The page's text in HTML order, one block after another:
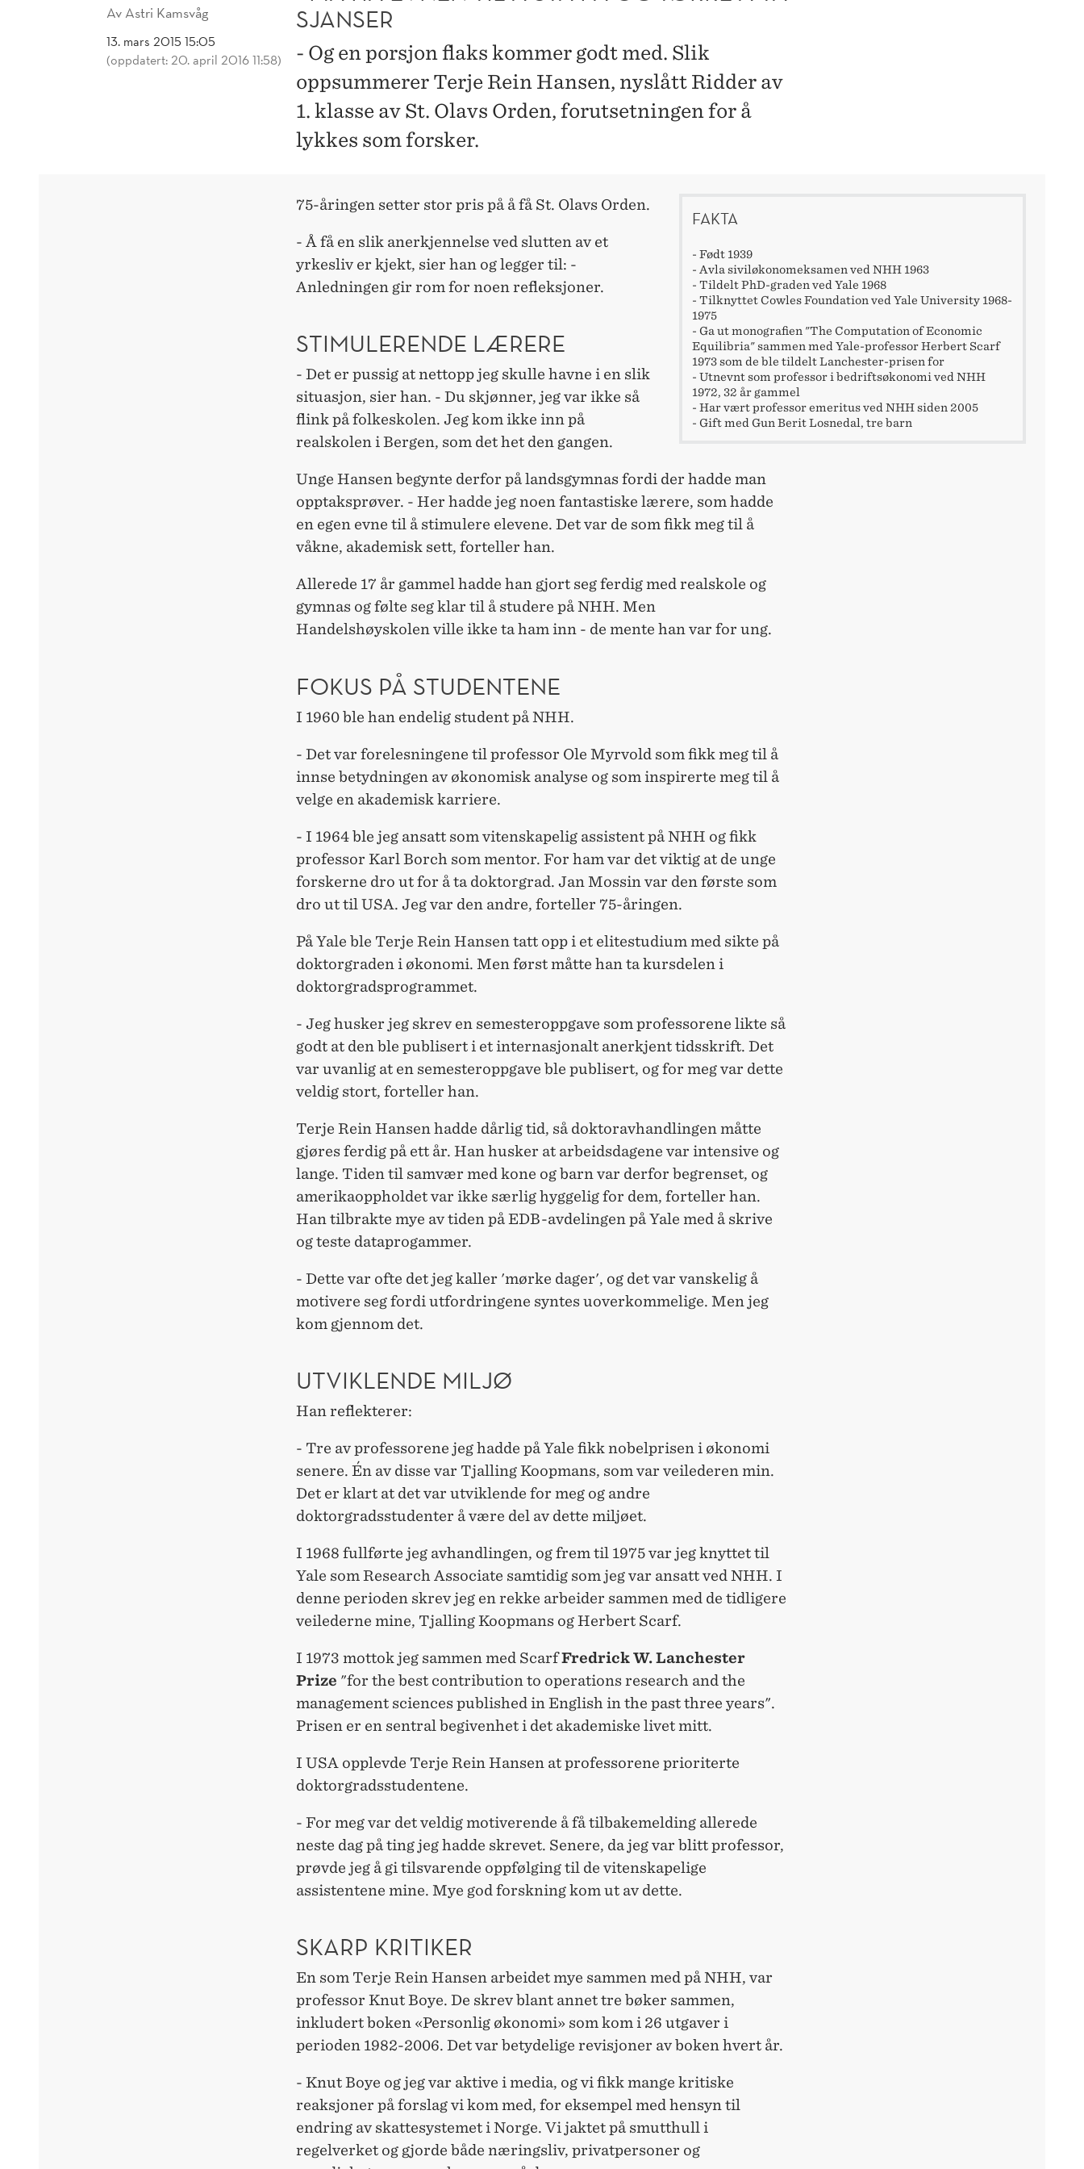
Av Astri Kamsvåg
13. mars 2015 15:05
(oppdatert: 20. april 2016 11:58)
SJANSER
- Og en porsjon flaks kommer godt med. Slik
oppsummerer Terje Rein Hansen, nyslått Ridder av
1. klasse av St. Olavs Orden, forutsetningen for å
lykkes som forsker.
FAKTA
- Født 1939
- Avla siviløkonomeksamen ved NHH 1963
- Tildelt PhD-graden ved Yale 1968
- Tilknyttet Cowles Foundation ved Yale University 1968-
1975
- Ga ut monografien "The Computation of Economic
Equilibria" sammen med Yale-professor Herbert Scarf
1973 som de ble tildelt Lanchester-prisen for
- Utnevnt som professor i bedriftsøkonomi ved NHH
1972, 32 år gammel
- Har vært professor emeritus ved NHH siden 2005
- Gift med Gun Berit Losnedal, tre barn
75-åringen setter stor pris på å få St. Olavs Orden.
- Å få en slik anerkjennelse ved slutten av et
yrkesliv er kjekt, sier han og legger til: -
Anledningen gir rom for noen refleksjoner.
STIMULERENDE LÆRERE
- Det er pussig at nettopp jeg skulle havne i en slik
situasjon, sier han. - Du skjønner, jeg var ikke så
flink på folkeskolen. Jeg kom ikke inn på
realskolen i Bergen, som det het den gangen.
Unge Hansen begynte derfor på landsgymnas fordi der hadde man
opptaksprøver. - Her hadde jeg noen fantastiske lærere, som hadde
en egen evne til å stimulere elevene. Det var de som fikk meg til å
våkne, akademisk sett, forteller han.
Allerede 17 år gammel hadde han gjort seg ferdig med realskole og
gymnas og følte seg klar til å studere på NHH. Men
Handelshøyskolen ville ikke ta ham inn - de mente han var for ung.
FOKUS PÅ STUDENTENE
I 1960 ble han endelig student på NHH.
- Det var forelesningene til professor Ole Myrvold som fikk meg til å
innse betydningen av økonomisk analyse og som inspirerte meg til å
velge en akademisk karriere.
- I 1964 ble jeg ansatt som vitenskapelig assistent på NHH og fikk
professor Karl Borch som mentor. For ham var det viktig at de unge
forskerne dro ut for å ta doktorgrad. Jan Mossin var den første som
dro ut til USA. Jeg var den andre, forteller 75-åringen.
På Yale ble Terje Rein Hansen tatt opp i et elitestudium med sikte på
doktorgraden i økonomi. Men først måtte han ta kursdelen i
doktorgradsprogrammet.
- Jeg husker jeg skrev en semesteroppgave som professorene likte så
godt at den ble publisert i et internasjonalt anerkjent tidsskrift. Det
var uvanlig at en semesteroppgave ble publisert, og for meg var dette
veldig stort, forteller han.
Terje Rein Hansen hadde dårlig tid, så doktoravhandlingen måtte
gjøres ferdig på ett år. Han husker at arbeidsdagene var intensive og
lange. Tiden til samvær med kone og barn var derfor begrenset, og
amerikaoppholdet var ikke særlig hyggelig for dem, forteller han.
Han tilbrakte mye av tiden på EDB-avdelingen på Yale med å skrive
og teste dataprogammer.
- Dette var ofte det jeg kaller 'mørke dager', og det var vanskelig å
motivere seg fordi utfordringene syntes uoverkommelige. Men jeg
kom gjennom det.
UTVIKLENDE MILJØ
Han reflekterer:
- Tre av professorene jeg hadde på Yale fikk nobelprisen i økonomi
senere. Én av disse var Tjalling Koopmans, som var veilederen min.
Det er klart at det var utviklende for meg og andre
doktorgradsstudenter å være del av dette miljøet.
I 1968 fullførte jeg avhandlingen, og frem til 1975 var jeg knyttet til
Yale som Research Associate samtidig som jeg var ansatt ved NHH. I
denne perioden skrev jeg en rekke arbeider sammen med de tidligere
veilederne mine, Tjalling Koopmans og Herbert Scarf.
I 1973 mottok jeg sammen med ScarfFredrick W. Lanchester
Prize "for the best contribution to operations research and the
management sciences published in English in the past three years".
Prisen er en sentral begivenhet i det akademiske livet mitt.
I USA opplevde Terje Rein Hansen at professorene prioriterte
doktorgradsstudentene.
- For meg var det veldig motiverende å få tilbakemelding allerede
neste dag på ting jeg hadde skrevet. Senere, da jeg var blitt professor,
prøvde jeg å gi tilsvarende oppfølging til de vitenskapelige
assistentene mine. Mye god forskning kom ut av dette.
SKARP KRITIKER
En som Terje Rein Hansen arbeidet mye sammen med på NHH, var
professor Knut Boye. De skrev blant annet tre bøker sammen,
inkludert boken «Personlig økonomi» som kom i 26 utgaver i
perioden 1982-2006. Det var betydelige revisjoner av boken hvert år.
- Knut Boye og jeg var aktive i media, og vi fikk mange kritiske
reaksjoner på forslag vi kom med, for eksempel med hensyn til
endring av skattesystemet i Norge. Vi jaktet på smutthull i
regelverket og gjorde både næringsliv, privatpersoner og